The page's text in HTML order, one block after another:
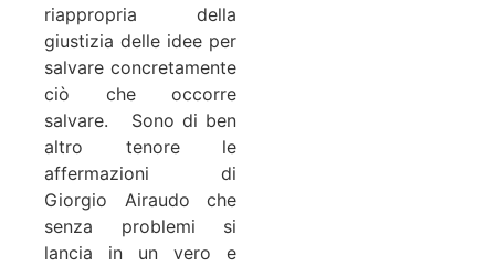
riappropria della
giustizia delle idee per
salvare concretamente
ciò che occorre
salvare. Sono di ben
altro tenore le
affermazioni di
Giorgio Airaudo che
senza problemi si
lancia in un vero e